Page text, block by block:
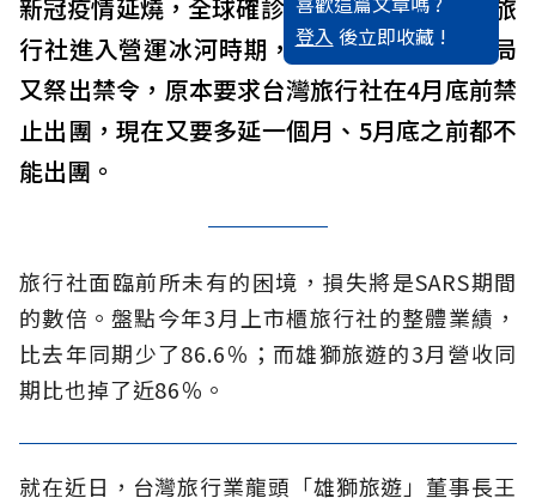
登入 後立即收藏 !
新冠疫情延燒，全球確診人數破200萬大關！旅
行社進入營運冰河時期，前幾天交通部觀光局
又祭出禁令，原本要求台灣旅行社在4月底前禁
止出團，現在又要多延一個月、5月底之前都不
能出團。
旅行社面臨前所未有的困境，損失將是SARS期間
的數倍。盤點今年3月上市櫃旅行社的整體業績，
比去年同期少了86.6％；而雄獅旅遊的3月營收同
期比也掉了近86％。
就在近日，台灣旅行業龍頭「雄獅旅遊」董事長王